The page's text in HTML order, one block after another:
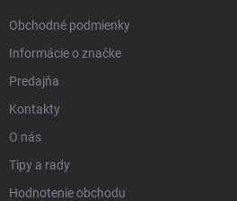
Obchodné podmienky
Informácie o značke
Predajňa
Kontakty
O nás
Tipy a rady
Hodnotenie obchodu